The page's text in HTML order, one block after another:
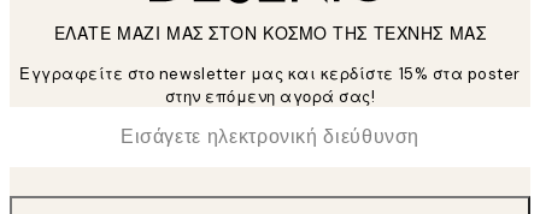
ΕΛΑΤΕ ΜΑΖΙ ΜΑΣ ΣΤΟΝ ΚΟΣΜΟ ΤΗΣ ΤΕΧΝΗΣ ΜΑΣ
Εγγραφείτε στο newsletter μας και κερδίστε 15% στα poster
στην επόμενη αγορά σας!
Ηλεκτρονική Διεύθυνση